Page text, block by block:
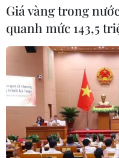
Giá vàng trong
quanh mức 143,5